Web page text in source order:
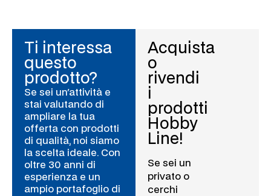
Ti interessa
questo
prodotto?
Se sei un'attività e
stai valutando di
ampliare la tua
offerta con prodotti
di qualità, noi siamo
la scelta ideale. Con
oltre 30 anni di
esperienza e un
ampio portafoglio di
Acquista
o
rivendi
i
prodotti
Hobby
Line!
Se sei un
privato o
cerchi